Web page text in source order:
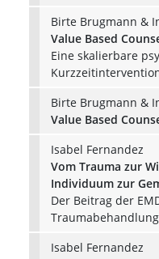
Birte Brugmann &
Value Based
Eine skalierbare
Birte Brugmann &
Value Based
Isabel Fernandez
Vom Trauma zur
Individuum zur
Der Beitrag der
Traumabehandlung
Isabel Fernandez